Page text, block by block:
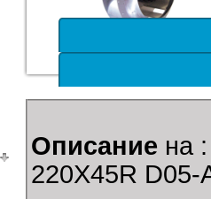
Описание на
220X45R